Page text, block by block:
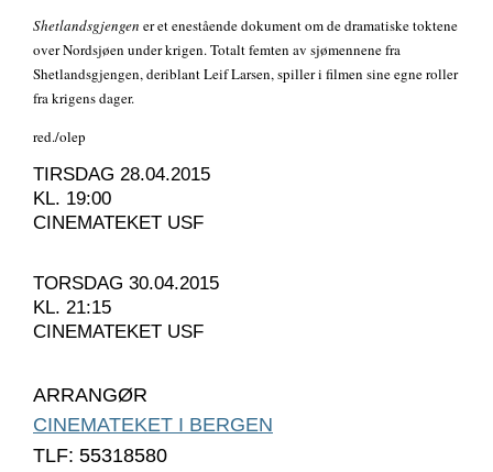
Shetlandsgjengen er et enestående dokument om de dramatiske toktene
over Nordsjøen under krigen. Totalt femten av sjømennene fra
Shetlandsgjengen, deriblant Leif Larsen, spiller i filmen sine egne roller
fra krigens dager.
red./olep
TIRSDAG 28.04.2015
KL. 19:00
CINEMATEKET USF
TORSDAG 30.04.2015
KL. 21:15
CINEMATEKET USF
ARRANGØR
CINEMATEKET I BERGEN
TLF: 55318580